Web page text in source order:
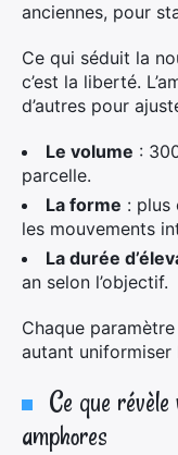
anciennes, pour
Ce qui séduit la
c’est la liberté.
d’autres pour
Le volume :
parcelle.
La forme : plus
les mouvements
La durée
an selon l’objectif.
Chaque
autant uniformiser
Ce que
amphores